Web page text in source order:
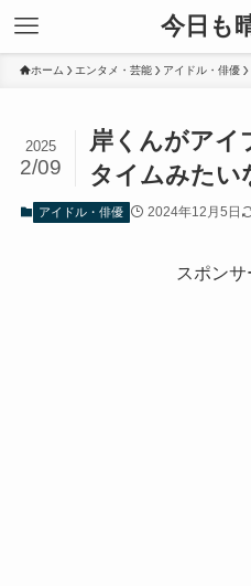
今日も
ホーム エンタメ・芸能 アイドル・俳優
岸くんがアイ
タイムみたい
2025
2/09
アイドル・俳優 2024年12月5日
スポンサ